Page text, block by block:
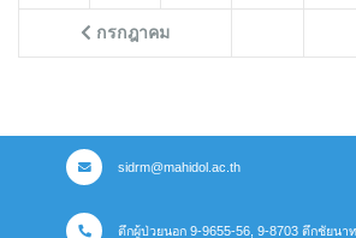
กรกฎาคม
sidrm@mahidol.ac.th
ตึกผู้ป่วยนอก 9-9655-56, 9-8703 ตึกชัยนา